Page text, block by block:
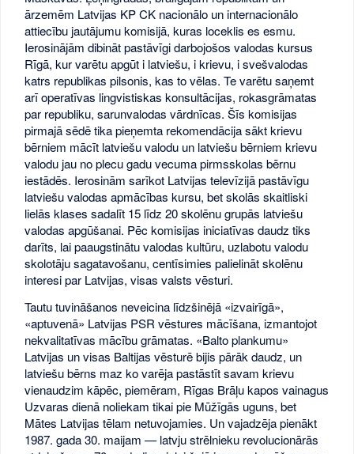
ārzemēm Latvijas KP CK nacionālo un internacionālo
attiecību jautājumu komisijā, kuras loceklis es esmu.
Ierosinājām dibināt pastāvīgi darbojošos valodas kursus
Rīgā, kur varētu apgūt i latviešu, i krievu, i svešvalodas
katrs republikas pilsonis, kas to vēlas. Te varētu saņemt
arī operatīvas lingvistiskas konsultācijas, rokasgrāmatas
par republiku, sarunvalodas vārdnīcas. Šīs komisijas
pirmajā sēdē tika pieņemta rekomendācija sākt krievu
bērniem mācīt latviešu valodu un latviešu bērniem krievu
valodu jau no plecu gadu vecuma pirmsskolas bērnu
iestādēs. Ierosinām sarīkot Latvijas televīzijā pastāvīgu
latviešu valodas apmācības kursu, bet skolās skaitliski
lielās klases sadalīt 15 līdz 20 skolēnu grupās latviešu
valodas apgūšanai. Pēc komisijas iniciatīvas daudz tiks
darīts, lai paaugstinātu valodas kultūru, uzlabotu valodu
skolotāju sagatavošanu, centīsimies palielināt skolēnu
interesi par Latvijas, visas valsts vēsturi.
Tautu tuvināšanos neveicina līdzšinējā «izvairīgā»,
«aptuvenā» Latvijas PSR vēstures mācīšana, izmantojot
nekvalitatīvas mācību grāmatas. «Balto plankumu»
Latvijas un visas Baltijas vēsturē bijis pārāk daudz, un
latviešu bērns maz ko varēja pastāstīt savam krievu
vienaudzim kāpēc, piemēram, Rīgas Brāļu kapos vainagus
Uzvaras dienā noliekam tikai pie Mūžīgās uguns, bet
Mātes Latvijas tēlam netuvojamies. Un vajadzēja pienākt
1987. gada 30. maijam — latvju strēlnieku revolucionārās